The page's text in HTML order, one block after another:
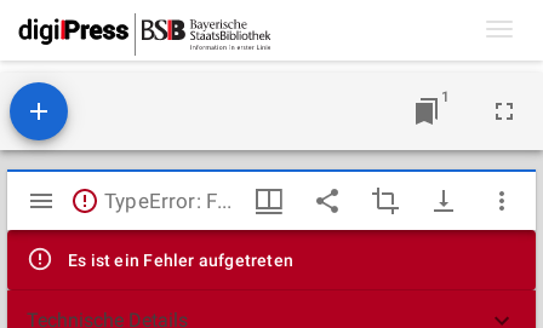
1
Mirador
Viewer
TypeError: Failed to fetch
Es ist ein Fehler aufgetreten
Technische Details